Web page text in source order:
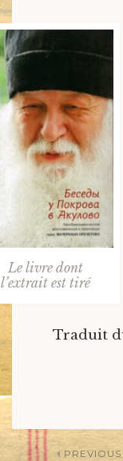
Le livre dont
l’extrait est tiré
Traduit